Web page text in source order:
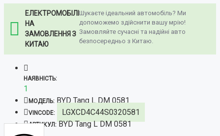
ЕЛЕКТРОМОБІЛІ
НА
ЗАМОВЛЕННЯ З
КИТАЮ
Шукаєте ідеальний автомобіль? Ми
допоможемо здійснити вашу мрію!
Замовляйте сучасні та надійні авто
безпосередньо з Китаю.
НАЯВНІСТЬ:
1
МОДЕЛЬ: BYD Tang L DM 0581
VINCODE: LGXCD4C44S0320581
АРТИКУЛ: BYD Tang L DM 0581